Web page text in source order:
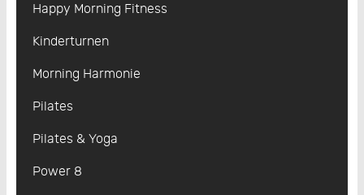
Happy Morning Fitness
Kinderturnen
Morning Harmonie
Pilates
Pilates & Yoga
Power 8